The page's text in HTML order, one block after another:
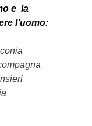
e la
l’uomo: